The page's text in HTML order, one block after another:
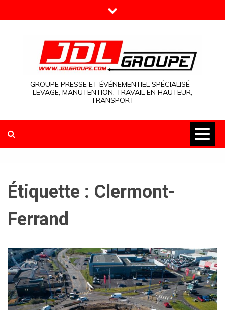
to
GROUPE PRESSE ET ÉVÉNEMENTIEL SPÉCIALISÉ –
LEVAGE, MANUTENTION, TRAVAIL EN HAUTEUR,
TRANSPORT
Étiquette : Clermont-
Ferrand